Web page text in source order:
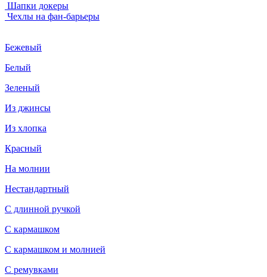
Шапки докеры
Чехлы на фан-барьеры
Бежевый
Белый
Зеленый
Из джинсы
Из хлопка
Красный
На молнии
Нестандартный
С длинной ручкой
С кармашком
С кармашком и молнией
С ремувками